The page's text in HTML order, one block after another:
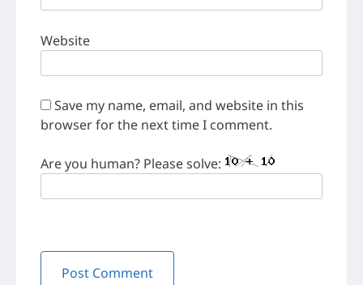
Website
Save my name, email, and website in this
browser for the next time I comment.
Are you human? Please solve: